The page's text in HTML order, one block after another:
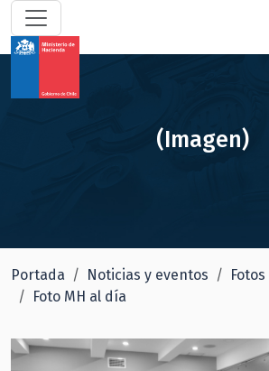
(Imagen)
Portada Noticias y eventos
Foto MH al día